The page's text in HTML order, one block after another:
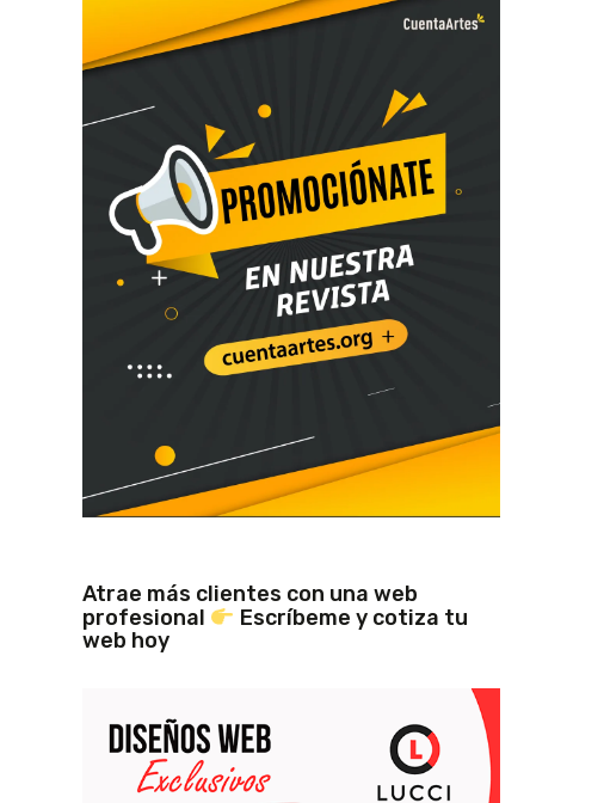
Atrae más clientes con una web
profesional
Escríbeme y cotiza tu
web hoy